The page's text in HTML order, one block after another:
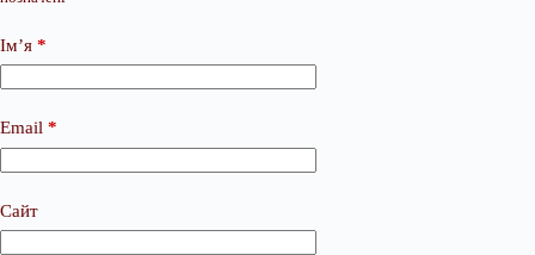
Ім’я *
Email *
Сайт